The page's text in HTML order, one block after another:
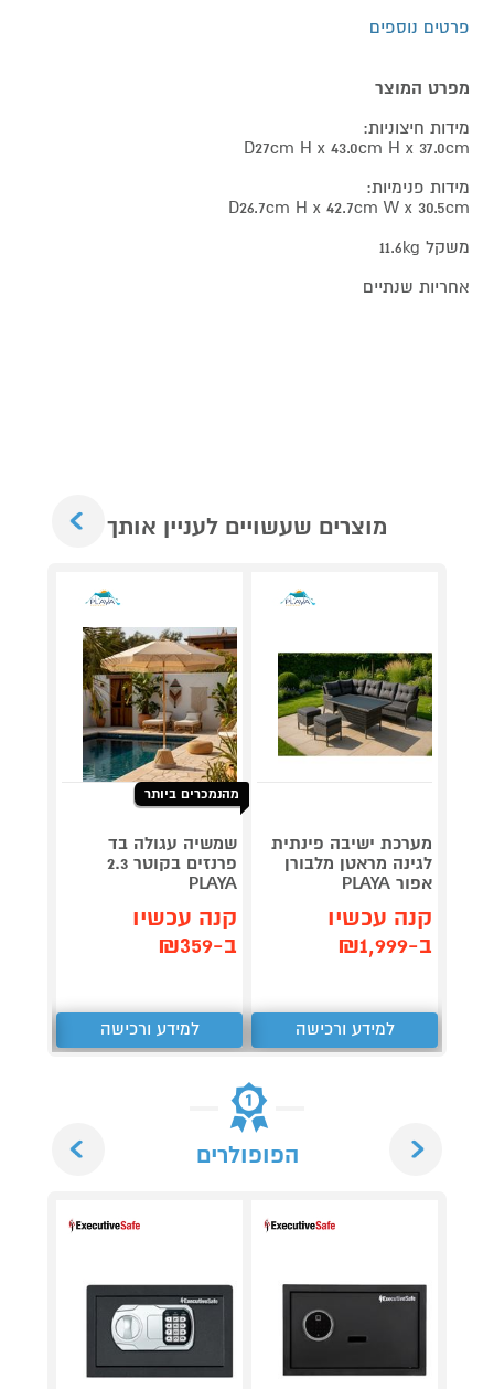
פרטים נוספים
מפרט המוצר
מידות חיצוניות:
D27cm H x 43.0cm H x 37.0cm
מידות פנימיות:
D26.7cm H x 42.7cm W x 30.5cm
משקל 11.6kg
אחריות שנתיים
מוצרים שעשויים לעניין אותך
מערכת ישיבה פינתית
לגינה מראטן מלבורן
אפור PLAYA
קנה עכשיו
ב-₪1,999
למידע ורכישה
מהנמכרים ביותר
שמשיה עגולה בד
פרנזים בקוטר 2.3
PLAYA
קנה עכשיו
ב-₪359
למידע ורכישה
הפופולרים